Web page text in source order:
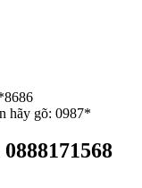
hãy gõ: 0987*